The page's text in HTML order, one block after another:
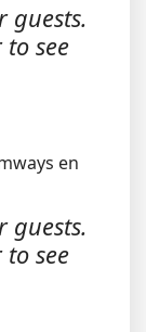
guests.
see
en
guests.
see